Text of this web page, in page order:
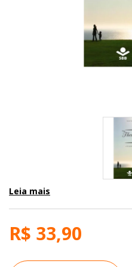
Leia mais
R$ 33,90